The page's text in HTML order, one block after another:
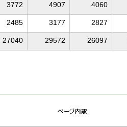
3772 4907 4060
2485 3177 2827
27040 29572 26097